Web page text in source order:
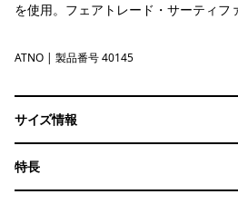
を使用。フェアトレード・サーティフ
Autumn Orange
ATNO | 製品番号 40145
サイズ情報
特長